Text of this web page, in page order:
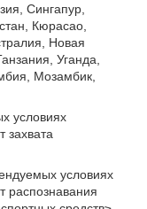
Сингапур,
Кюрасао,
Новая
Уганда,
Мозамбик,
условиях
захвата
условиях
распознавания